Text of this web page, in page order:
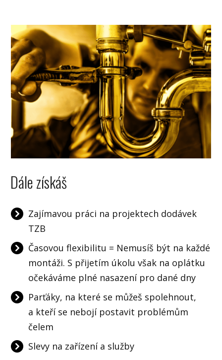
Dále získáš
Zajímavou práci na projektech dodávek
TZB
Časovou flexibilitu = Nemusíš být na každé
montáži. S přijetím úkolu však na oplátku
očekáváme plné nasazení pro dané dny
Parťáky, na které se můžeš spolehnout,
a kteří se nebojí postavit problémům
čelem
Slevy na zařízení a služby